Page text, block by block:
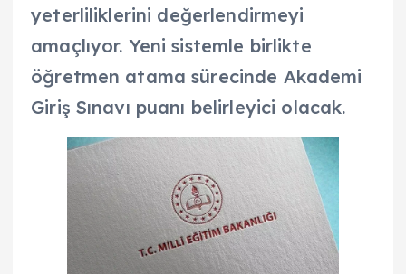
yeterliliklerini değerlendirmeyi
amaçlıyor. Yeni sistemle birlikte
öğretmen atama sürecinde Akademi
Giriş Sınavı puanı belirleyici olacak.